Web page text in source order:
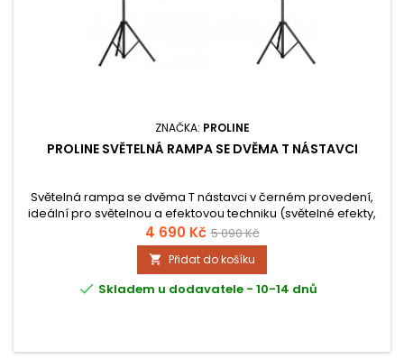
ZNAČKA: PROLINE
PROLINE SVĚTELNÁ RAMPA SE DVĚMA T NÁSTAVCI
Světelná rampa se dvěma T nástavci v černém provedení,
ideální pro světelnou a efektovou techniku ​​(světelné efekty,
mlhostroje atd.). Maximální nosnost tohoto systému je 75 kg a
výška je nastavitelná v rozmezí od 1,5 do 3 metrů.
4 690 Kč 5 090 Kč
 Přidat do košíku
 Skladem u dodavatele - 10-14 dnů